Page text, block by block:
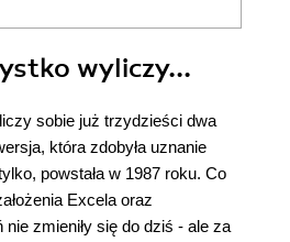
wyliczy...
liczy sobie już trzydzieści dwa
która zdobyła uznanie
powstała w 1987 roku. Co
Excela oraz
zmieniły się do dziś - ale za